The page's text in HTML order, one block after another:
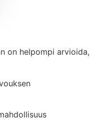
on helpompi arvioida,